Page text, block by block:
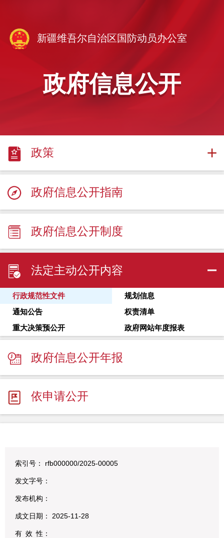
新疆维吾尔自治区国防动员办公室
政府信息公开
政策
政府信息公开指南
政府信息公开制度
法定主动公开内容
行政规范性文件
规划信息
通知公告
权责清单
重大决策预公开
政府网站年度报表
政府信息公开年报
依申请公开
索引号： rfb000000/2025-00005
发文字号：
发布机构：
成文日期： 2025-11-28
有 效 性：